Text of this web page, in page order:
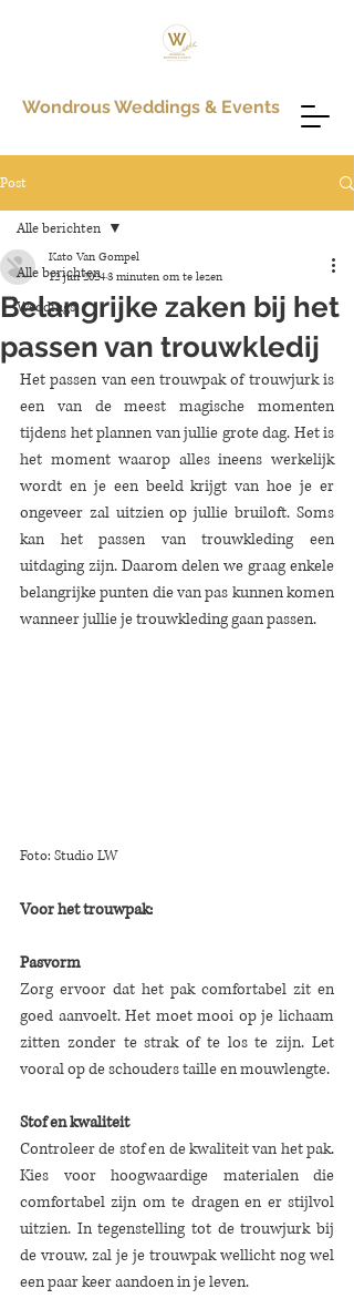
Wondrous Weddings & Events
Post
Alle berichten
Weddings
Alle berichten
Belangrijke zaken bij het
passen van trouwkledij
Kato Van Gompel
12 jun 20243 minuten om te lezen
Het passen van een trouwpak of trouwjurk is
een van de meest magische momenten
tijdens het plannen van jullie grote dag. Het is
het moment waarop alles ineens werkelijk
wordt en je een beeld krijgt van hoe je er
ongeveer zal uitzien op jullie bruiloft. Soms
kan het passen van trouwkleding een
uitdaging zijn. Daarom delen we graag enkele
belangrijke punten die van pas kunnen komen
wanneer jullie je trouwkleding gaan passen.
Foto: Studio LW
Voor het trouwpak:
Pasvorm
Zorg ervoor dat het pak comfortabel zit en
goed aanvoelt. Het moet mooi op je lichaam
zitten zonder te strak of te los te zijn. Let
vooral op de schouders taille en mouwlengte.
Stof en kwaliteit
Controleer de stof en de kwaliteit van het pak.
Kies voor hoogwaardige materialen die
comfortabel zijn om te dragen en er stijlvol
uitzien. In tegenstelling tot de trouwjurk bij
de vrouw, zal je je trouwpak wellicht nog wel
een paar keer aandoen in je leven.